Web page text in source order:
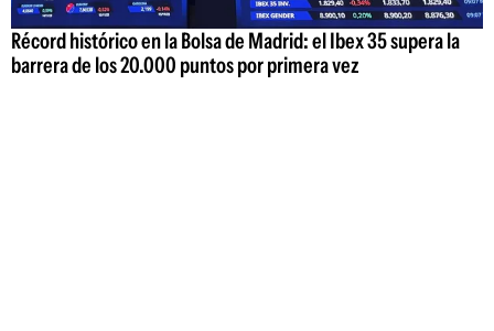
Récord histórico en la Bolsa de Madrid: el Ibex 35 supera la
barrera de los 20.000 puntos por primera vez